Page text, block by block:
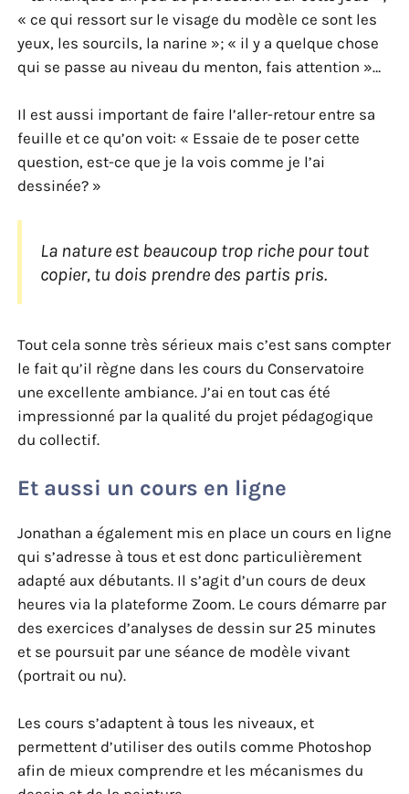
« ce qui ressort sur le visage du modèle ce sont les
yeux, les sourcils, la narine »; « il y a quelque chose
qui se passe au niveau du menton, fais attention »…
Il est aussi important de faire l’aller-retour entre sa
feuille et ce qu’on voit: « Essaie de te poser cette
question, est-ce que je la vois comme je l’ai
dessinée? »
La nature est beaucoup trop riche pour tout
copier, tu dois prendre des partis pris.
Tout cela sonne très sérieux mais c’est sans compter
le fait qu’il règne dans les cours du Conservatoire
une excellente ambiance. J’ai en tout cas été
impressionné par la qualité du projet pédagogique
du collectif.
Et aussi un cours en ligne
Jonathan a également mis en place un cours en ligne
qui s’adresse à tous et est donc particulièrement
adapté aux débutants. Il s’agit d’un cours de deux
heures via la plateforme Zoom. Le cours démarre par
des exercices d’analyses de dessin sur 25 minutes
et se poursuit par une séance de modèle vivant
(portrait ou nu).
Les cours s’adaptent à tous les niveaux, et
permettent d’utiliser des outils comme Photoshop
afin de mieux comprendre et les mécanismes du